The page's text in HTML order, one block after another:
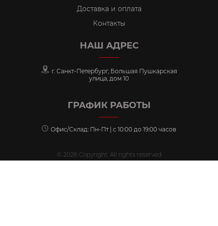
Доставка и оплата
Контакты
НАШ АДРЕС
г. Санкт-Петербург, Большая Пушкарская
улица, дом 10
ГРАФИК РАБОТЫ
Офис/Склад: Пн-Пт | с 10:00 до 19:00 часов
© 2026 Copyright. All rights reserved